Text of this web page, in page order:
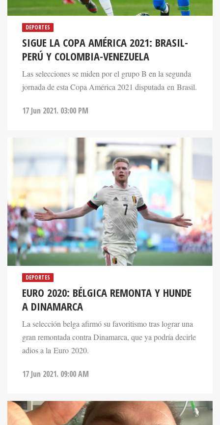
DEPORTES
SIGUE LA COPA AMÉRICA 2021: BRASIL-
PERÚ Y COLOMBIA-VENEZUELA
Las selecciones se miden por el grupo B en la segunda
jornada de esta Copa América 2021 disputada en Brasil.
17 Jun 2021. 03:00 PM
DEPORTES
EURO 2020: BÉLGICA REMONTA Y HUNDE
A DINAMARCA
La selección belga afirmó su favoritismo tras lograr una
gran remontada contra Dinamarca, que ya podría decirle
adios a la Euro 2020.
17 Jun 2021. 09:00 AM